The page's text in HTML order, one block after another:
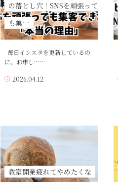
の落とし穴！SNSを頑張って
も集…
毎日インスタを更新しているの
に、お申し……
2026.04.12
教室開業疲れてやめたくな